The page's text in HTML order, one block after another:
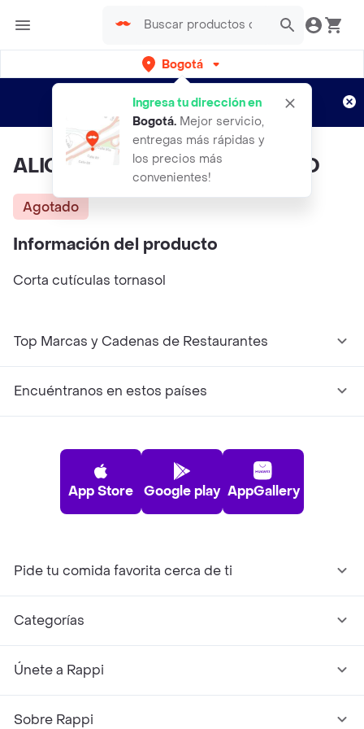
Bogotá
Ingresa tu dirección en
Bogotá. Mejor servicio,
entregas más rápidas y
los precios más
convenientes!
envíos gratis por semanas
Aplican TyC
ALICATE TORNASOL PEQUEÑO
Agotado
Información del producto
Corta cutículas tornasol
Top Marcas y Cadenas de Restaurantes
Encuéntranos en estos países
App Store Google play AppGallery
Pide tu comida favorita cerca de ti
Categorías
Únete a Rappi
Sobre Rappi